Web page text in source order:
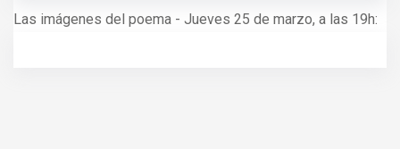
Las imágenes del poema - Jueves 25 de marzo, a las 19h: